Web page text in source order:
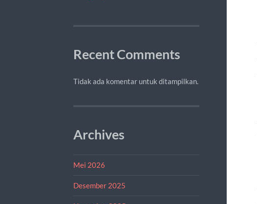
Recent Comments
Tidak ada komentar untuk ditampilkan.
Archives
Mei 2026
Desember 2025